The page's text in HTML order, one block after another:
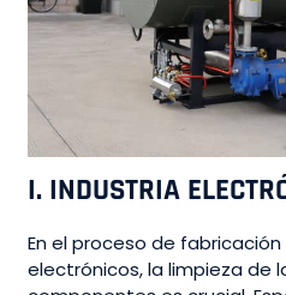
I. INDUSTRIA
En el proceso de
electrónicos, la limpieza de